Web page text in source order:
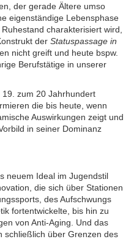
der gerade Ältere umso
eigen­ständige Lebens­phase
charakterisiert wird,
der Status­passage in
nicht greift und heute bspw.
Berufs­tätige in unserer
zum 20 Jahr­hundert
die bis heute, wenn
Aus­wirkungen zeigt und
in seiner Dominanz
neuem Ideal im Jugendstil
die sich über Stationen
des Aufschwungs
fortent­wickelte, bis hin zu
von Anti-Aging. Und das
schließlich über Grenzen des